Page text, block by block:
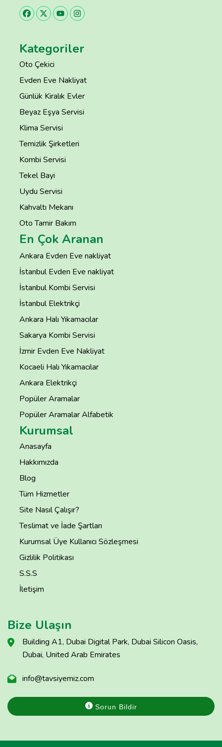
Kategoriler
Oto Çekici
Evden Eve Nakliyat
Günlük Kiralık Evler
Beyaz Eşya Servisi
Klima Servisi
Temizlik Şirketleri
Kombi Servisi
Tekel Bayi
Uydu Servisi
Kahvaltı Mekanı
Oto Tamir Bakım
En Çok Aranan
Ankara Evden Eve nakliyat
İstanbul Evden Eve nakliyat
İstanbul Kombi Servisi
İstanbul Elektrikçi
Ankara Halı Yıkamacılar
Sakarya Kombi Servisi
İzmir Evden Eve Nakliyat
Kocaeli Halı Yıkamacılar
Ankara Elektrikçi
Popüler Aramalar
Popüler Aramalar Alfabetik
Kurumsal
Anasayfa
Hakkımızda
Blog
Tüm Hizmetler
Site Nasıl Çalışır?
Teslimat ve İade Şartları
Kurumsal Üye Kullanıcı Sözleşmesi
Gizlilik Politikası
S.S.S
İletişim
Bize Ulaşın
Building A1, Dubai Digital Park, Dubai Silicon Oasis,
Dubai, United Arab Emirates
info@tavsiyemiz.com
Sorun Bildir